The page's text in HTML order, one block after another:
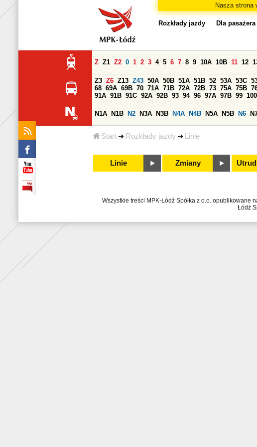
Nasza strona
Start Rozkłady jazdy Linie
Rozkłady jazdy Dla pasażera
Z Z1 Z2 0 1 2 3 4 5 6 7 8 9 10A 10B 11 12
Z3 Z6 Z13 Z43 50A 50B 51A 51B 52 53A 53C
68 69A 69B 70 71A 71B 72A 72B 73 75A 75B
91A 91B 91C 92A 92B 93 94 96 97A 97B 99 100
N1A N1B N2 N3A N3B N4A N4B N5A N5B N6
Linie Zmiany
Wszystkie treści MPK-Łódź Spółka z o.o.
Łódź